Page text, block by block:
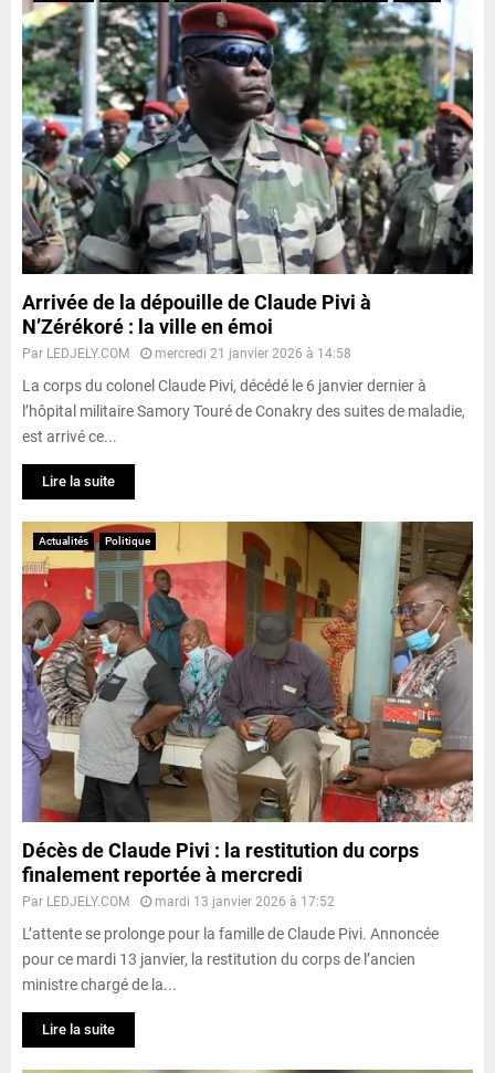
Arrivée de la dépouille de Claude Pivi à
N’Zérékoré : la ville en émoi
Par LEDJELY.COM mercredi 21 janvier 2026 à 14:58
La corps du colonel Claude Pivi, décédé le 6 janvier dernier à
l’hôpital militaire Samory Touré de Conakry des suites de maladie,
est arrivé ce...
Lire la suite
Actualités Politique
Décès de Claude Pivi : la restitution du corps
finalement reportée à mercredi
Par LEDJELY.COM mardi 13 janvier 2026 à 17:52
L’attente se prolonge pour la famille de Claude Pivi. Annoncée
pour ce mardi 13 janvier, la restitution du corps de l’ancien
ministre chargé de la...
Lire la suite